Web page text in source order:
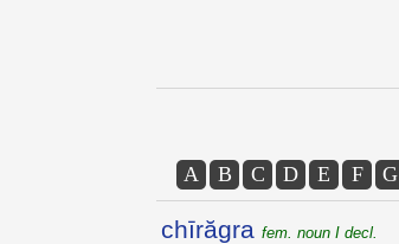
A B C D E F G
chīrăgra fem. noun I decl.